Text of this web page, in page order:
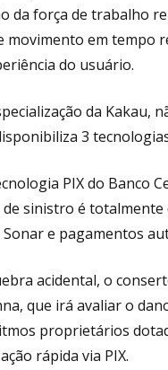
da força de trabalho
em tempo
do usuário.
da Kakau,
3
PIX do Banco
sinistro é
e pagamentos
acidental, o
que irá avaliar o
proprietários
rápida via PIX.